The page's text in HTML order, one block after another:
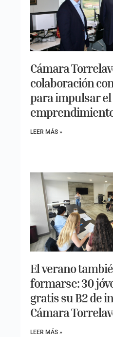
Cámara
colaboración con
para impulsar el
LEER MÁS »
El verano
formarse: 30
gratis su B2 de
Cámara
LEER MÁS »